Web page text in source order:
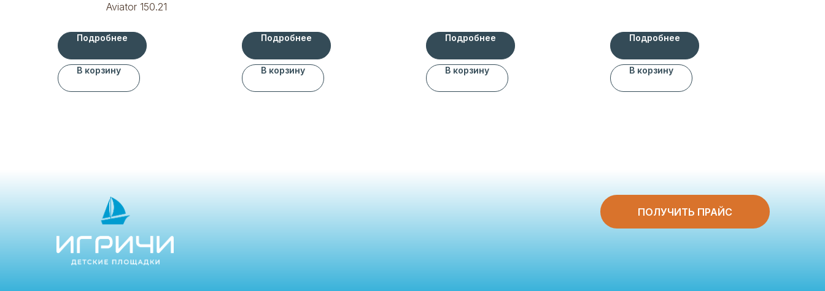
Aviator 150.21
Подробнее
В корзину
Подробнее
В корзину
Подробнее
В корзину
Подробнее
В корзину
ПОЛУЧИТЬ ПРАЙС